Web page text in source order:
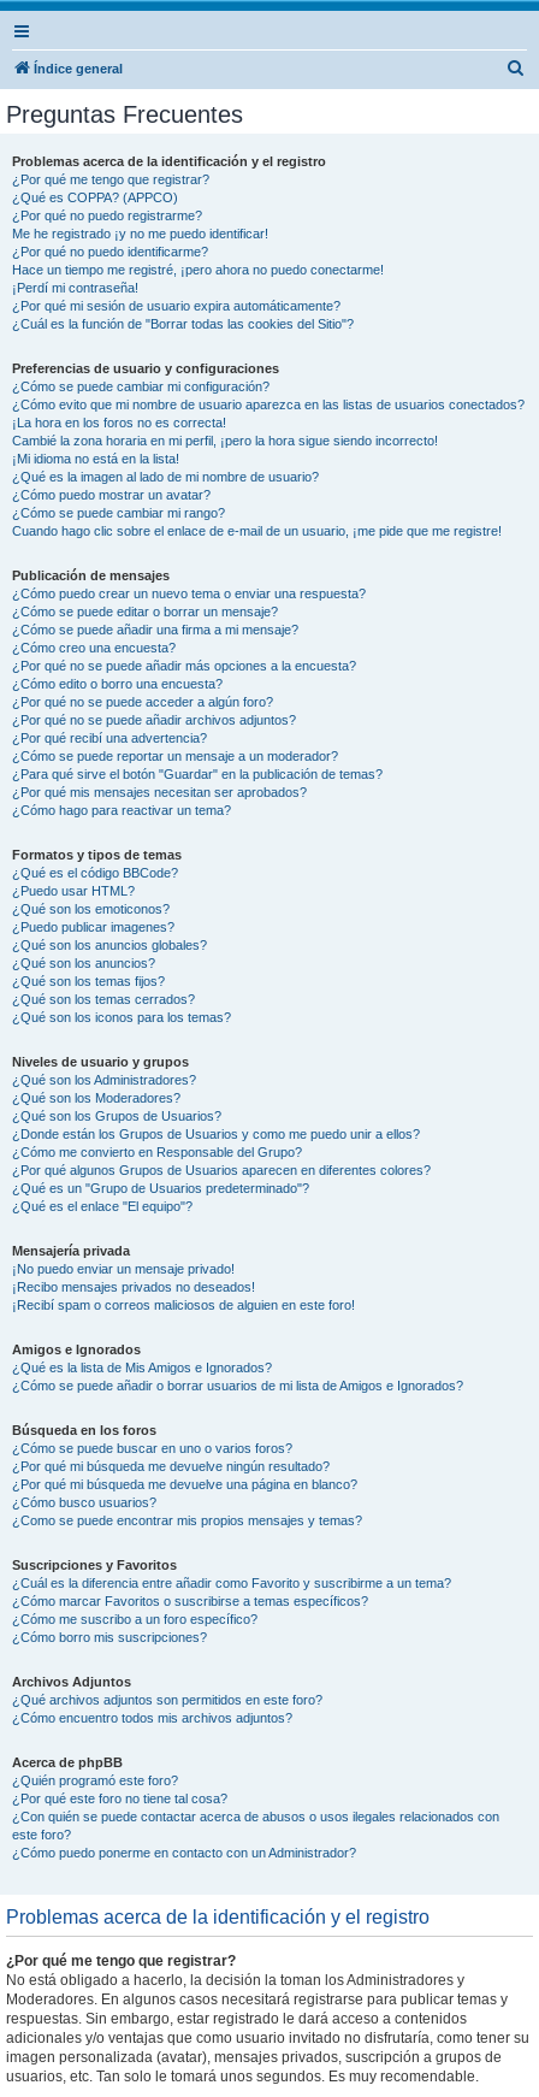
Índice general
Preguntas Frecuentes
Problemas acerca de la identificación y el registro
¿Por qué me tengo que registrar?
¿Qué es COPPA? (APPCO)
¿Por qué no puedo registrarme?
Me he registrado ¡y no me puedo identificar!
¿Por qué no puedo identificarme?
Hace un tiempo me registré, ¡pero ahora no puedo conectarme!
¡Perdí mi contraseña!
¿Por qué mi sesión de usuario expira automáticamente?
¿Cuál es la función de "Borrar todas las cookies del Sitio"?
Preferencias de usuario y configuraciones
¿Cómo se puede cambiar mi configuración?
¿Cómo evito que mi nombre de usuario aparezca en las listas de usuarios conectados?
¡La hora en los foros no es correcta!
Cambié la zona horaria en mi perfil, ¡pero la hora sigue siendo incorrecto!
¡Mi idioma no está en la lista!
¿Qué es la imagen al lado de mi nombre de usuario?
¿Cómo puedo mostrar un avatar?
¿Cómo se puede cambiar mi rango?
Cuando hago clic sobre el enlace de e-mail de un usuario, ¡me pide que me registre!
Publicación de mensajes
¿Cómo puedo crear un nuevo tema o enviar una respuesta?
¿Cómo se puede editar o borrar un mensaje?
¿Cómo se puede añadir una firma a mi mensaje?
¿Cómo creo una encuesta?
¿Por qué no se puede añadir más opciones a la encuesta?
¿Cómo edito o borro una encuesta?
¿Por qué no se puede acceder a algún foro?
¿Por qué no se puede añadir archivos adjuntos?
¿Por qué recibí una advertencia?
¿Cómo se puede reportar un mensaje a un moderador?
¿Para qué sirve el botón "Guardar" en la publicación de temas?
¿Por qué mis mensajes necesitan ser aprobados?
¿Cómo hago para reactivar un tema?
Formatos y tipos de temas
¿Qué es el código BBCode?
¿Puedo usar HTML?
¿Qué son los emoticonos?
¿Puedo publicar imagenes?
¿Qué son los anuncios globales?
¿Qué son los anuncios?
¿Qué son los temas fijos?
¿Qué son los temas cerrados?
¿Qué son los iconos para los temas?
Niveles de usuario y grupos
¿Qué son los Administradores?
¿Qué son los Moderadores?
¿Qué son los Grupos de Usuarios?
¿Donde están los Grupos de Usuarios y como me puedo unir a ellos?
¿Cómo me convierto en Responsable del Grupo?
¿Por qué algunos Grupos de Usuarios aparecen en diferentes colores?
¿Qué es un "Grupo de Usuarios predeterminado"?
¿Qué es el enlace "El equipo"?
Mensajería privada
¡No puedo enviar un mensaje privado!
¡Recibo mensajes privados no deseados!
¡Recibí spam o correos maliciosos de alguien en este foro!
Amigos e Ignorados
¿Qué es la lista de Mis Amigos e Ignorados?
¿Cómo se puede añadir o borrar usuarios de mi lista de Amigos e Ignorados?
Búsqueda en los foros
¿Cómo se puede buscar en uno o varios foros?
¿Por qué mi búsqueda me devuelve ningún resultado?
¿Por qué mi búsqueda me devuelve una página en blanco?
¿Cómo busco usuarios?
¿Como se puede encontrar mis propios mensajes y temas?
Suscripciones y Favoritos
¿Cuál es la diferencia entre añadir como Favorito y suscribirme a un tema?
¿Cómo marcar Favoritos o suscribirse a temas específicos?
¿Cómo me suscribo a un foro específico?
¿Cómo borro mis suscripciones?
Archivos Adjuntos
¿Qué archivos adjuntos son permitidos en este foro?
¿Cómo encuentro todos mis archivos adjuntos?
Acerca de phpBB
¿Quién programó este foro?
¿Por qué este foro no tiene tal cosa?
¿Con quién se puede contactar acerca de abusos o usos ilegales relacionados con
este foro?
¿Cómo puedo ponerme en contacto con un Administrador?
Problemas acerca de la identificación y el registro
¿Por qué me tengo que registrar?
No está obligado a hacerlo, la decisión la toman los Administradores y
Moderadores. En algunos casos necesitará registrarse para publicar temas y
respuestas. Sin embargo, estar registrado le dará acceso a contenidos
adicionales y/o ventajas que como usuario invitado no disfrutaría, como tener su
imagen personalizada (avatar), mensajes privados, suscripción a grupos de
usuarios, etc. Tan solo le tomará unos segundos. Es muy recomendable.